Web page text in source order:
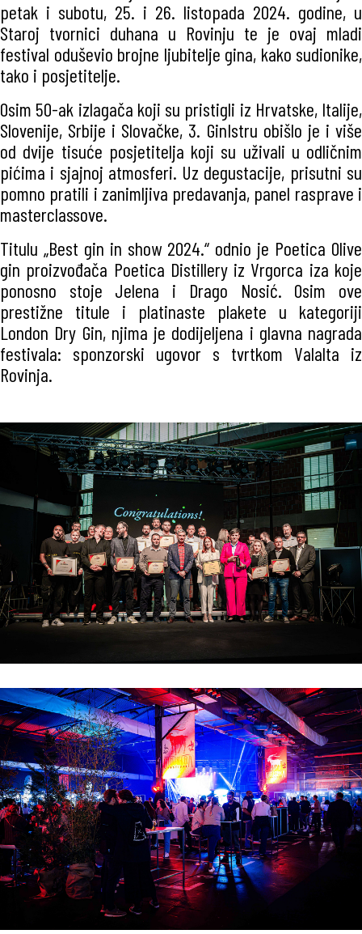
petak i subotu, 25. i 26. listopada 2024. godine, u
Staroj tvornici duhana u Rovinju te je ovaj mladi
festival oduševio brojne ljubitelje gina, kako sudionike,
tako i posjetitelje.
Osim 50-ak izlagača koji su pristigli iz Hrvatske, Italije,
Slovenije, Srbije i Slovačke, 3. GinIstru obišlo je i više
od dvije tisuće posjetitelja koji su uživali u odličnim
pićima i sjajnoj atmosferi. Uz degustacije, prisutni su
pomno pratili i zanimljiva predavanja, panel rasprave i
masterclassove.
Titulu „Best gin in show 2024.“ odnio je Poetica Olive
gin proizvođača Poetica Distillery iz Vrgorca iza koje
ponosno stoje Jelena i Drago Nosić. Osim ove
prestižne titule i platinaste plakete u kategoriji
London Dry Gin, njima je dodijeljena i glavna nagrada
festivala: sponzorski ugovor s tvrtkom Valalta iz
Rovinja.